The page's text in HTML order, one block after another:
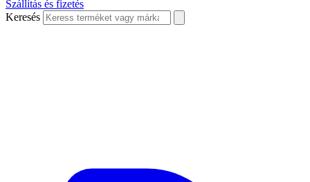
Szállítás és fizetés
Keresés